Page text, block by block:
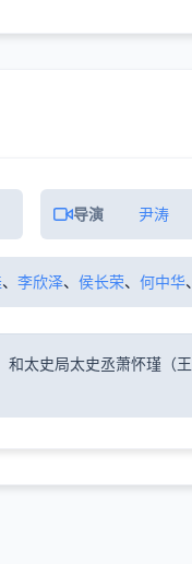
导演 尹涛
、 李欣泽、 侯长荣、 何中华、
太史局太史丞萧怀瑾